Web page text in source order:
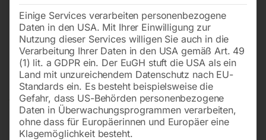
Einige Services verarbeiten personenbezogene
Daten in den USA. Mit Ihrer Einwilligung zur
Nutzung dieser Services willigen Sie auch in die
Verarbeitung Ihrer Daten in den USA gemäß Art. 49
(1) lit. a GDPR ein. Der EuGH stuft die USA als ein
Land mit unzureichendem Datenschutz nach EU-
Standards ein. Es besteht beispielsweise die
Gefahr, dass US-Behörden personenbezogene
Daten in Überwachungsprogrammen verarbeiten,
ohne dass für Europäerinnen und Europäer eine
Klagemöglichkeit besteht.